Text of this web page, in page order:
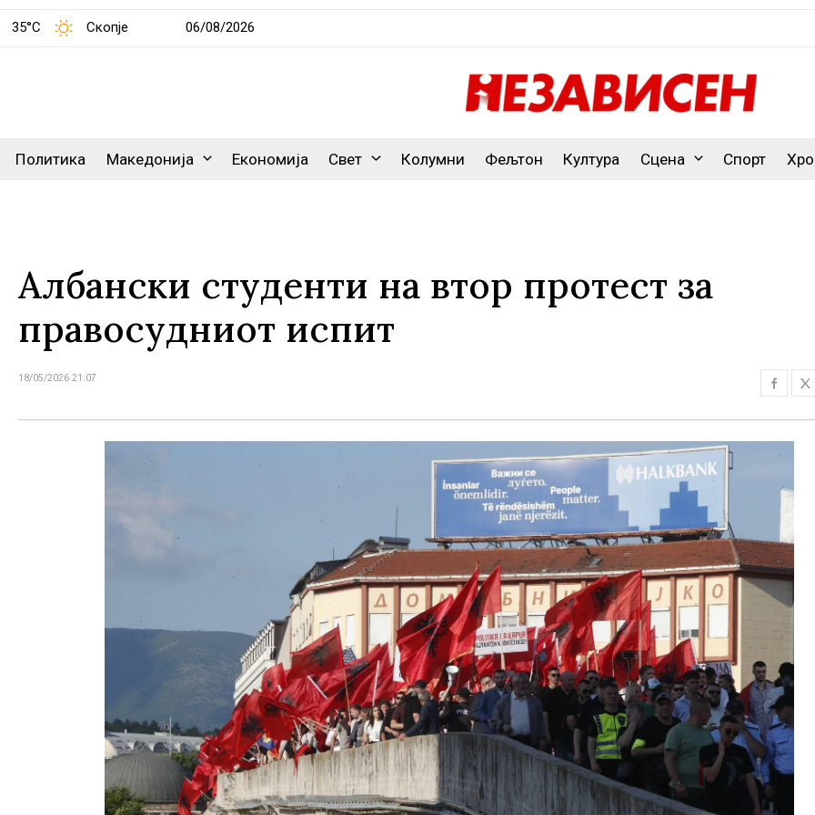
35°C Скопје 06/08/2026
Политика Македонија Економија Свет Колумни Фељтон Култура Сцена Спорт
Албански студенти на втор протест за
правосудниот испит
18/05/2026 21:07